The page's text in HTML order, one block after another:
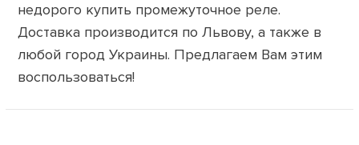
недорого купить промежуточное реле.
Доставка производится по Львову, а также в
любой город Украины. Предлагаем Вам этим
воспользоваться!